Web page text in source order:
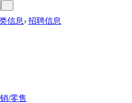
信息› 招聘信息
/零售